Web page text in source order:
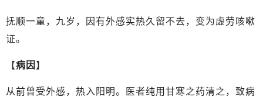
抚顺一童，九岁，因有外感实热久留不去，变为虚劳咳嗽
证。
【病因 】
从前曾受外感，热入阳明。医者纯用甘寒之药清之，致病